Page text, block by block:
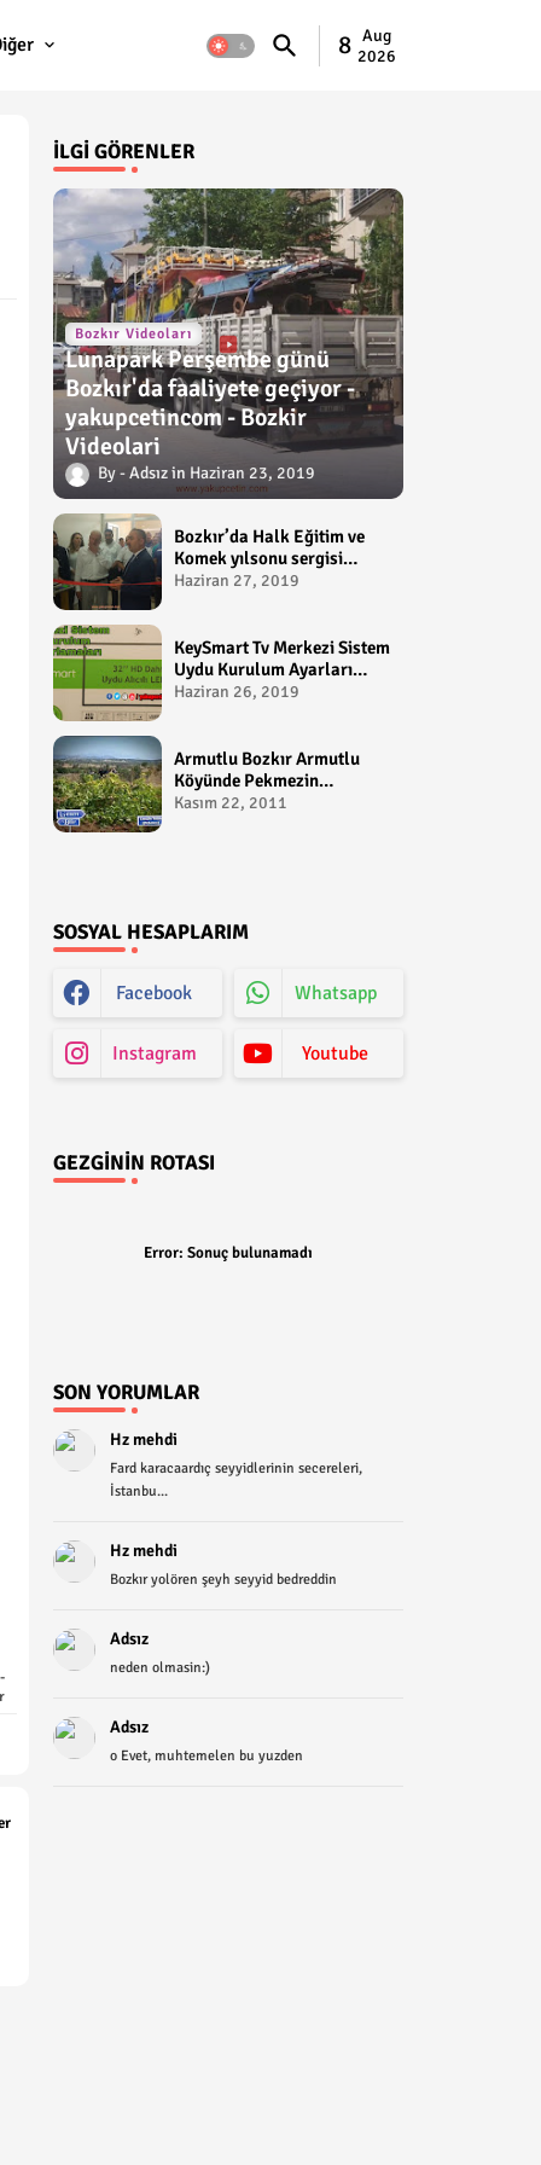
8 Aug
2026
İLGI GÖRENLER
Bozkır Videoları
Lunapark Perşembe günü
Bozkır'da faaliyete geçiyor -
yakupcetincom - Bozkir
Videolari
Adsız Haziran 23, 2019
Bozkır’da Halk Eğitim ve
Komek yılsonu sergisi
gerçekleştirildi-
Haziran 27, 2019
KeySmart Tv Merkezi Sistem
Uydu Kurulum Ayarları
Video anlatım -
Haziran 26, 2019
Armutlu Bozkır Armutlu
Köyünde Pekmezin
Hikayesi:Gezen Bilir Kontv
Kasım 22, 2011
SOSYAL HESAPLARIM
Facebook Whatsapp
Instagram Youtube
GEZGININ ROTASI
Error: Sonuç bulunamadı
SON YORUMLAR
Hz mehdi
Fard karacaardıç seyyidlerinin secereleri,
İstanbu...
Hz mehdi
Bozkır yolören şeyh seyyid bedreddin
Adsız
neden olmasin:)
Adsız
o Evet, muhtemelen bu yuzden